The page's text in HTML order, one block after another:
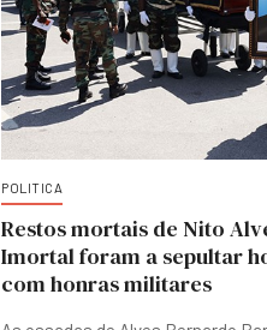
POLITICA
Restos mortais de Nito
Imortal foram a sepultar
com honras militares